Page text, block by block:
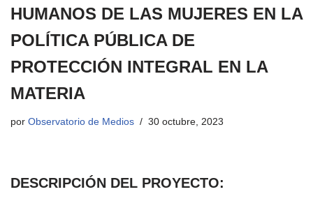
HUMANOS DE LAS MUJERES EN LA
POLÍTICA PÚBLICA DE
PROTECCIÓN INTEGRAL EN LA
MATERIA
por Observatorio de Medios 30 octubre, 2023
DESCRIPCIÓN DEL PROYECTO: